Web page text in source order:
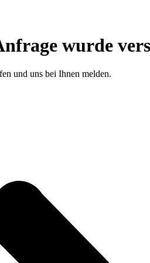
wurde
und uns bei Ihnen melden.